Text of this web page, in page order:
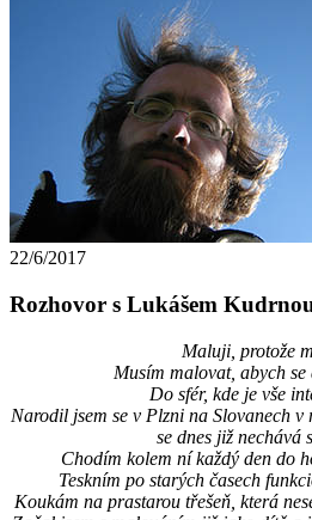
22/6/2017
Rozhovor s Lukášem
Maluji, protože
Musím malovat, abych se
Do sfér, kde je vše
Narodil jsem se v Plzni na Slovanech
se dnes již nechává
Chodím kolem ní každý den do
Teskním po starých časech
Koukám na prastarou třešeň, která